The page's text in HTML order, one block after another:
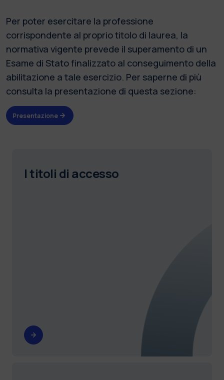
Per poter esercitare la professione
corrispondente al proprio titolo di laurea, la
normativa vigente prevede il superamento di un
Esame di Stato finalizzato al conseguimento della
abilitazione a tale esercizio. Per saperne di più
consulta la presentazione di questa sezione:
Presentazione
I titoli di accesso